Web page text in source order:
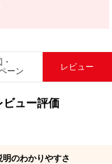
ーン
レビュー
ュー評価
明のわかりやすさ